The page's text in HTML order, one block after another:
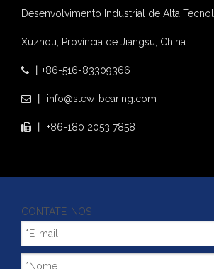
Desenvolvimento Industrial de Alta
Xuzhou, Província de Jiangsu, China.
 丨+86-516-83309366
 丨 info@slew-bearing.com
 丨 +86-180 2053 7858
CONTATE-NOS